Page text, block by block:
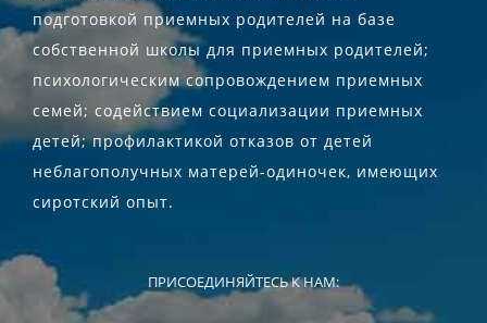
подготовкой приемных родителей на базе
собственной школы для приемных родителей;
психологическим сопровождением приемных
семей; содействием социализации приемных
детей; профилактикой отказов от детей
неблагополучных матерей-одиночек, имеющих
сиротский опыт.
ПРИСОЕДИНЯЙТЕСЬ К НАМ: